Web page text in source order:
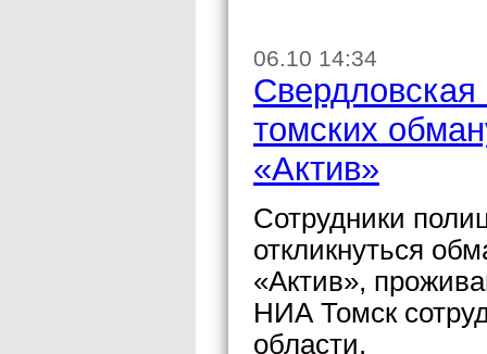
06.10 14:34
Свердловская
томских
«Актив»
Сотрудники
откликнуться
«Актив»,
НИА Томск
области.